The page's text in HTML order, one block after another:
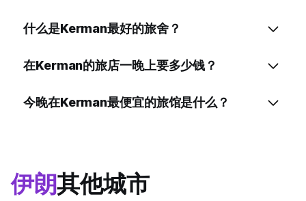
什么是Kerman最好的旅舍？
在Kerman的旅店一晚上要多少钱？
今晚在Kerman最便宜的旅馆是什么？
伊朗其他城市